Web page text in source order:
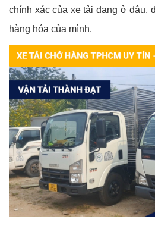
chính xác của xe tải đang ở đâu,
hàng hóa của mình.